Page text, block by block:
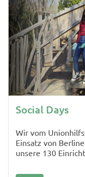
Social Days
Wir vom
Einsatz von
unsere 130